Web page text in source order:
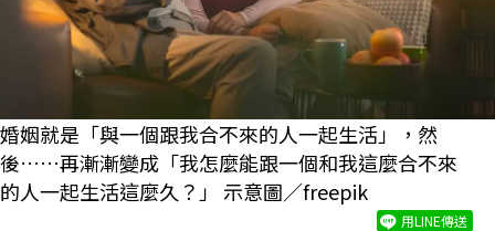
婚姻就是「與一個跟我合不來的人一起生活」，然
後……再漸漸變成「我怎麼能跟一個和我這麼合不來
的人一起生活這麼久？」 示意圖／freepik
用LINE傳送